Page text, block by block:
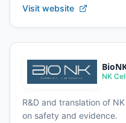
Visit website
NK
R&D and translation of
on safety and evidence.